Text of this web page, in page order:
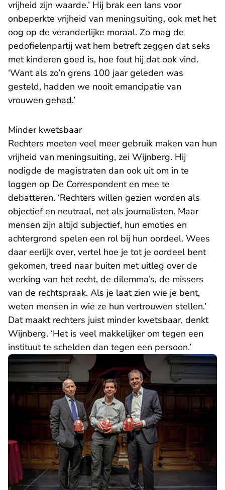
vrijheid zijn waarde.’ Hij brak een lans voor
onbeperkte vrijheid van meningsuiting, ook met het
oog op de veranderlijke moraal. Zo mag de
pedofielenpartij wat hem betreft zeggen dat seks
met kinderen goed is, hoe fout hij dat ook vind.
‘Want als zo’n grens 100 jaar geleden was
gesteld, hadden we nooit emancipatie van
vrouwen gehad.’
Minder kwetsbaar
Rechters moeten veel meer gebruik maken van hun
vrijheid van meningsuiting, zei Wijnberg. Hij
nodigde de magistraten dan ook uit om in te
loggen op De Correspondent en mee te
debatteren. ‘Rechters willen gezien worden als
objectief en neutraal, net als journalisten. Maar
mensen zijn altijd subjectief, hun emoties en
achtergrond spelen een rol bij hun oordeel. Wees
daar eerlijk over, vertel hoe je tot je oordeel bent
gekomen, treed naar buiten met uitleg over de
werking van het recht, de dilemma’s, de missers
van de rechtspraak. Als je laat zien wie je bent,
weten mensen in wie ze hun vertrouwen stellen.’
Dat maakt rechters juist minder kwetsbaar, denkt
Wijnberg. ‘Het is veel makkelijker om tegen een
instituut te schelden dan tegen een persoon.’